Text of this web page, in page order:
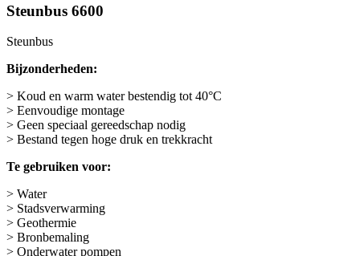
Steunbus 6600
Steunbus
Bijzonderheden:
> Koud en warm water bestendig tot 40°C
> Eenvoudige montage
> Geen speciaal gereedschap nodig
> Bestand tegen hoge druk en trekkracht
Te gebruiken voor:
> Water
> Stadsverwarming
> Geothermie
> Bronbemaling
> Onderwater pompen